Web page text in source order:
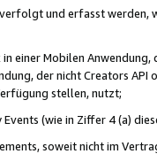
und erfasst werden,
einer Mobilen
der nicht Creators
stellen, nutzt;
Events (wie in Ziffer 4 (a)
soweit nicht im